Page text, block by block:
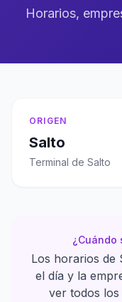
Horarios,
ORIGEN
Salto
Terminal de Salto
¿Cuándo
Los horarios de
el día y la
ver todos